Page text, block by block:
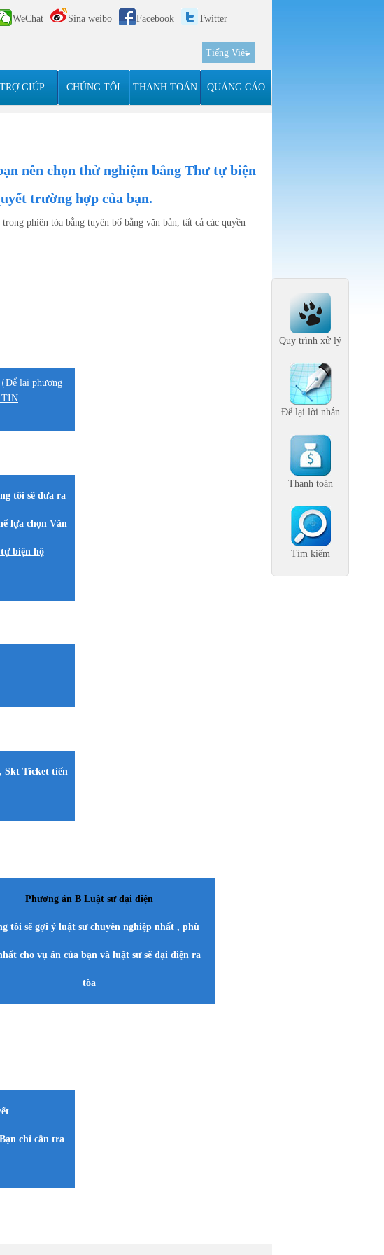
WeChat Sina weibo Facebook Twitter
Tiếng Việt
简体
English
TRỢ GIÚP CHÚNG TÔI THANH TOÁN QUẢNG CÁO
nên chọn thử nghiệm bằng Thư tự biện
trường hợp của bạn.
phiên tòa bằng tuyên bố bằng văn bản, tất cả các quyền
Để lại phương
TIN
tôi sẽ đưa ra
lựa chọn Văn
biện hộ
Skt Ticket tiến
Phương án B Luật sư đại diện
tôi sẽ gợi ý luật sư chuyên nghiệp nhất , phù
cho vụ án của bạn và luật sư sẽ đại diện ra
tòa
chỉ cần tra
Quy trình xử lý
Để lại lời nhắn
Thanh toán
Tìm kiếm